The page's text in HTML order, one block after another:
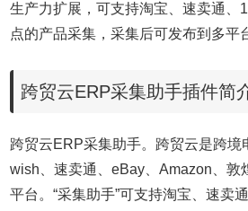
生产力扩展，可支持淘宝、速卖通、
点的产品采集，采集后可发布到多平
跨贸云ERP采集助手插件简
跨贸云ERP采集助手。跨贸云是跨境
wish、速卖通、eBay、Amazon、敦
平台。“采集助手”可支持淘宝、速卖